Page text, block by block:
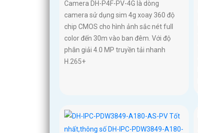
Camera DH-P4F-PV-4G là dòng
camera sử dụng sim 4g xoay 360 độ
chip CMOS cho hình ảnh sắc nét full
color đến 30m vào ban đêm. Với độ
phân giải 4.0 MP truyền tải nhanh
H.265+